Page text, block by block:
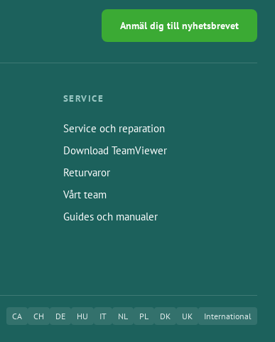
Anmäl dig till nyhetsbrevet
SERVICE
Service och reparation
Download TeamViewer
Returvaror
Vårt team
Guides och manualer
CA CH DE HU IT NL PL DK UK International